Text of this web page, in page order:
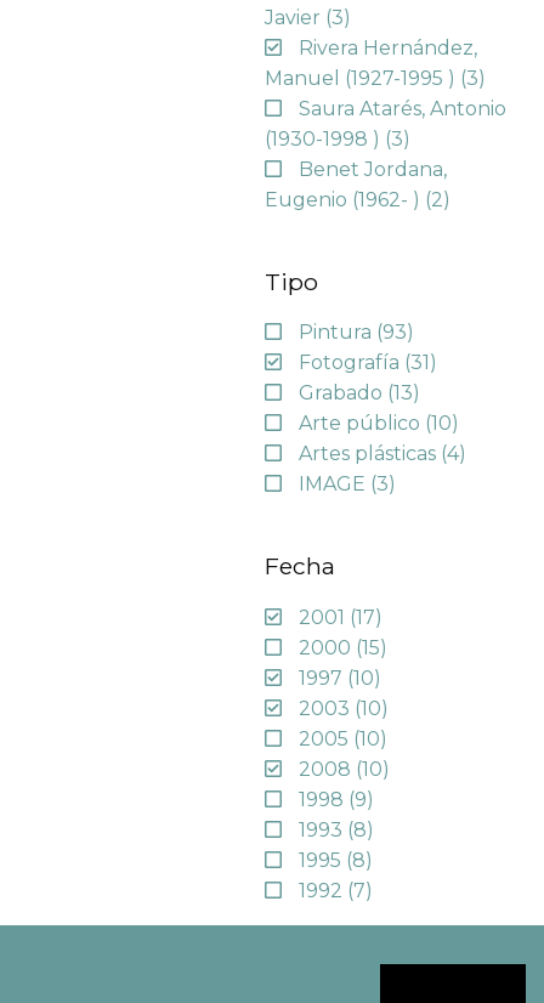
Javier (3)
Rivera Hernández,
Manuel (1927-1995 ) (3)
Saura Atarés, Antonio
(1930-1998 ) (3)
Benet Jordana,
Eugenio (1962- ) (2)
Tipo
Pintura (93)
Fotografía (31)
Grabado (13)
Arte público (10)
Artes plásticas (4)
IMAGE (3)
Fecha
2001 (17)
2000 (15)
1997 (10)
2003 (10)
2005 (10)
2008 (10)
1998 (9)
1993 (8)
1995 (8)
1992 (7)